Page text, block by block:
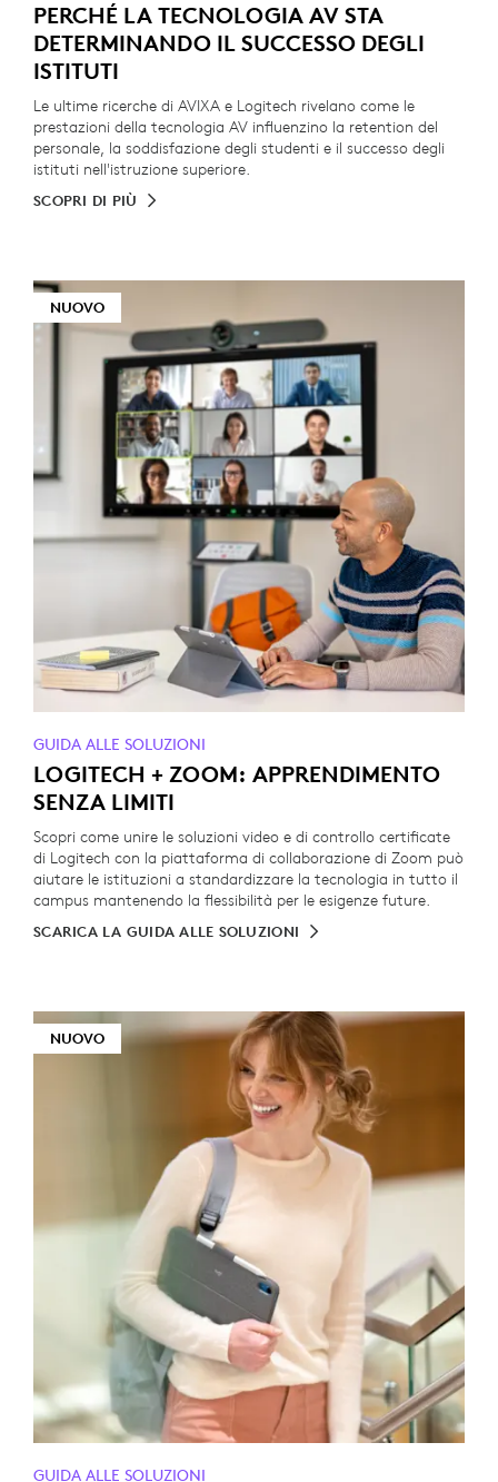
PERCHÉ LA TECNOLOGIA AV STA
DETERMINANDO IL SUCCESSO DEGLI
ISTITUTI
Le ultime ricerche di AVIXA e Logitech rivelano come le
prestazioni della tecnologia AV influenzino la retention del
personale, la soddisfazione degli studenti e il successo degli
istituti nell'istruzione superiore.
SCOPRI DI PIÙ
NUOVO
GUIDA ALLE SOLUZIONI
LOGITECH + ZOOM: APPRENDIMENTO
SENZA LIMITI
Scopri come unire le soluzioni video e di controllo certificate
di Logitech con la piattaforma di collaborazione di Zoom può
aiutare le istituzioni a standardizzare la tecnologia in tutto il
campus mantenendo la flessibilità per le esigenze future.
SCARICA LA GUIDA ALLE SOLUZIONI
NUOVO
GUIDA ALLE SOLUZIONI